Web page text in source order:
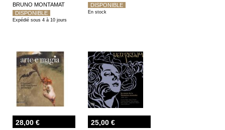
BRUNO MONTAMAT
DISPONIBLE
Expédié sous 4 à 10 jours
DISPONIBLE
En stock
28,00 € 25,00 €